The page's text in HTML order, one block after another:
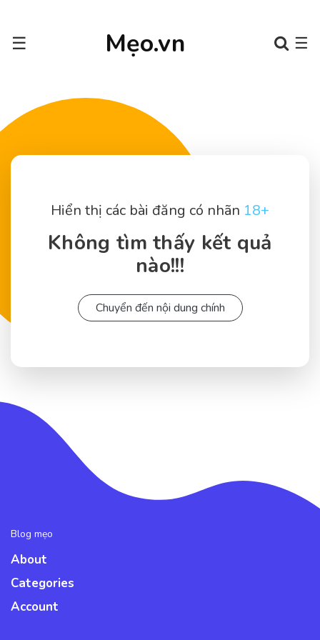
Mẹo.vn
☰ ☰
Hiển thị các bài đăng có nhãn 18+
Không tìm thấy kết quả
nào!!!
Chuyển đến nội dung chính
Blog mẹo
About
Categories
Account